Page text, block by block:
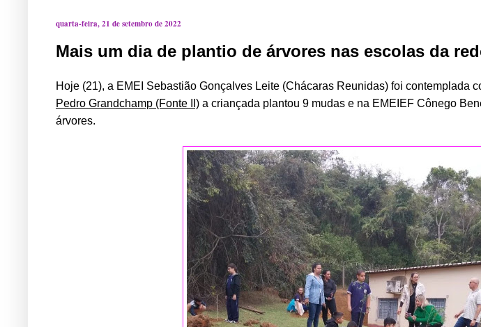
quarta-feira, 21 de setembro de 2022
Mais um dia de plantio de árvores nas escolas da
Hoje (21), a EMEI Sebastião Gonçalves Leite (Chácaras Reunidas) foi contemplada
Pedro Grandchamp (Fonte II) a criançada plantou 9 mudas e na EMEIEF Cônego
árvores.